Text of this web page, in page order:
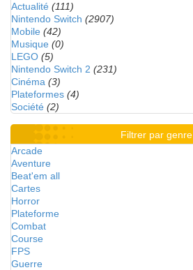
Actualité (111)
Nintendo Switch (2907)
Mobile (42)
Musique (0)
LEGO (5)
Nintendo Switch 2 (231)
Cinéma (3)
Plateformes (4)
Société (2)
Filtrer par genre
Arcade
Aventure
Beat'em all
Cartes
Horror
Plateforme
Combat
Course
FPS
Guerre